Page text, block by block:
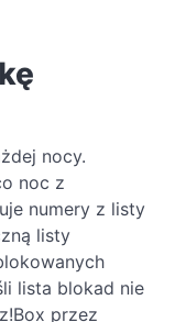
nocy.
noc z
numery z listy
listy
lista blokad nie
przez